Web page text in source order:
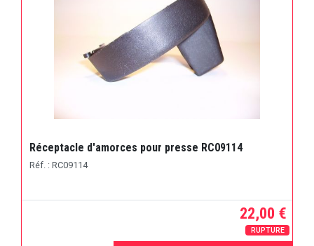
Réceptacle d'amorces pour presse RC09114
Réf. : RC09114
22,00 €
RUPTURE